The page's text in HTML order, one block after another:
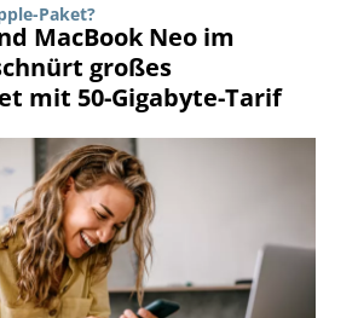
Paket?
MacBook Neo im
großes
mit 50-Gigabyte-Tarif